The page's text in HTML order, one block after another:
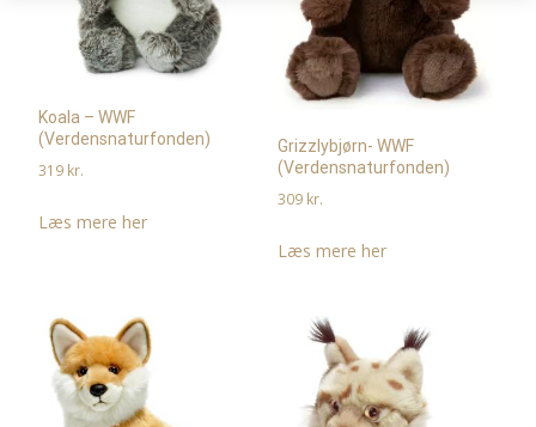
Koala – WWF
(Verdensnaturfonden)
319 kr.
Læs mere her
Grizzlybjørn- WWF
(Verdensnaturfonden)
309 kr.
Læs mere her